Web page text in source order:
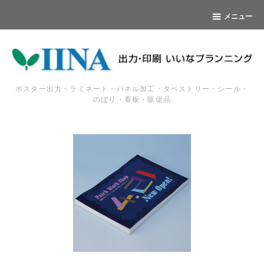
メニュー
ポスター出力・ラミネート・パネル加工・タペストリー・シール・
のぼり・看板・販促品